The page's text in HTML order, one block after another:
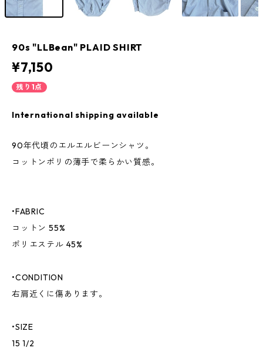
90s "LLBean" PLAID SHIRT
¥7,150
残り1点
International shipping available
90年代頃のエルエルビーンシャツ。
コットンポリの薄手で柔らかい質感。
•FABRIC
コットン 55%
ポリエステル 45%
•CONDITION
右肩近くに傷あります。
•SIZE
15 1/2